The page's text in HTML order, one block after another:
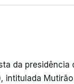
da presidência